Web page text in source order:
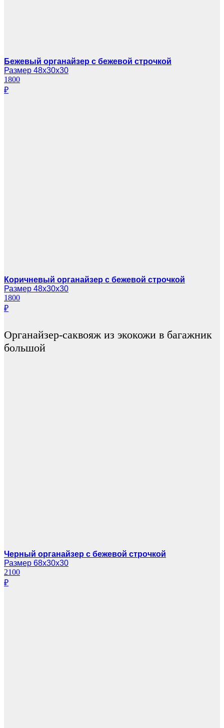
Бежевый органайзер с бежевой строчкой
Размер 48х30х30
1800
₽
Коричневый органайзер с бежевой строчкой
Размер 48х30х30
1800
₽
Органайзер-саквояж из экокожи в багажник
большой
Черный органайзер с бежевой строчкой
Размер 68х30х30
2100
₽